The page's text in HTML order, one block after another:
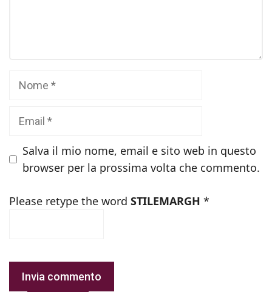
Salva il mio nome, email e sito web in questo
browser per la prossima volta che commento.
Please retype the word STILEMARGH *